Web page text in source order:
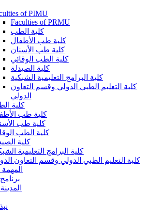
of PIMU
Faculties of PRMU
كلية الطب
كلية طب الأطفال
كلية طب الأسنان
كلية الطب الوقائي
كلية الصيدلة
كلية البرامج التعليمية الشبكية
كلية التعليم الطبي الدولي وقسم التعاون
الدولي
كلية
كلية طب
كلية طب
كلية الطب
كلية
كلية البرامج التعليمية
كلية التعليم الطبي الدولي وقسم التعاون